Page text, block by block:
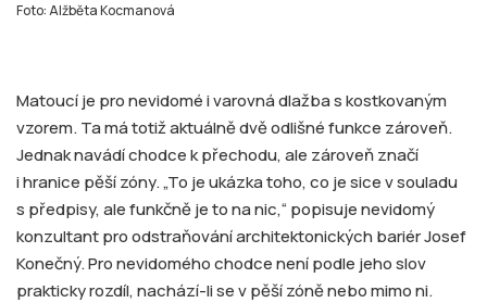
Foto: Alžběta Kocmanová
Matoucí je pro nevidomé i varovná dlažba s kostkovaným
vzorem. Ta má totiž aktuálně dvě odlišné funkce zároveň.
Jednak navádí chodce k přechodu, ale zároveň značí
i hranice pěší zóny. „To je ukázka toho, co je sice v souladu
s předpisy, ale funkčně je to na nic,“ popisuje nevidomý
konzultant pro odstraňování architektonických bariér Josef
Konečný. Pro nevidomého chodce není podle jeho slov
prakticky rozdíl, nachází-li se v pěší zóně nebo mimo ni.